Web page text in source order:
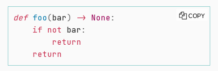
def foo(bar) -> None:
if not bar :
return
return
COPY